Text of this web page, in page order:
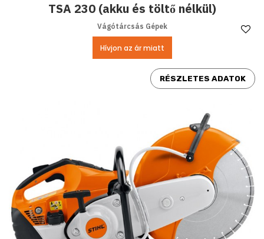
TSA 230 (akku és töltő nélkül)
Vágótárcsás Gépek
Hívjon az ár miatt
RÉSZLETES ADATOK